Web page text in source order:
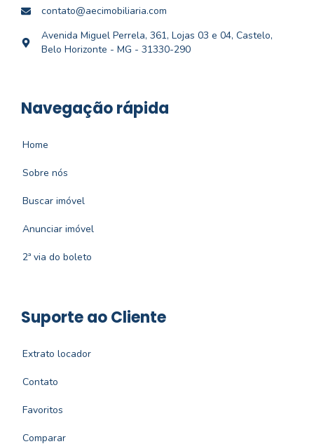
contato@aecimobiliaria.com
Avenida Miguel Perrela, 361, Lojas 03 e 04, Castelo,
Belo Horizonte - MG - 31330-290
Navegação rápida
Home
Sobre nós
Buscar imóvel
Anunciar imóvel
2ª via do boleto
Suporte ao Cliente
Extrato locador
Contato
Favoritos
Comparar